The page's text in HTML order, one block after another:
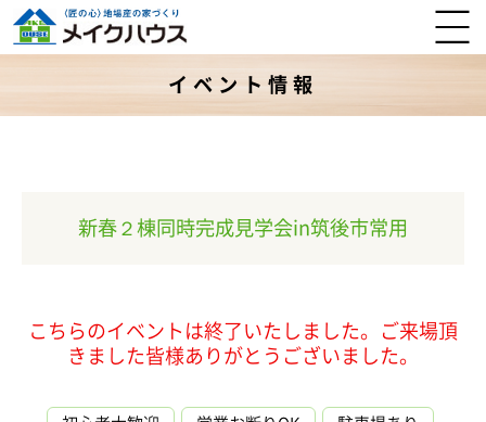
イベント情報
新春２棟同時完成見学会in筑後市常用
こちらのイベントは終了いたしました。ご来場頂
きました皆様ありがとうございました。